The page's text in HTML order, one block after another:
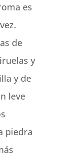
es
de
y
y de
leve
piedra